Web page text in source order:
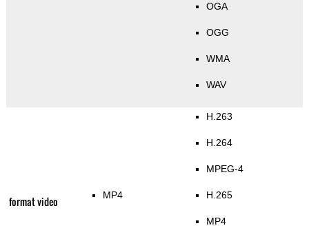
OGA
OGG
WMA
WAV
format video MP4
H.263
H.264
MPEG-4
H.265
MP4